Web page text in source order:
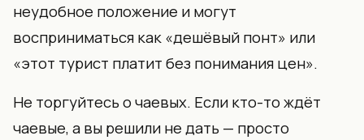
неудобное положение и могут
восприниматься как «дешёвый понт» или
«этот турист платит без понимания цен».
Не торгуйтесь о чаевых. Если кто-то ждёт
чаевые, а вы решили не дать — просто